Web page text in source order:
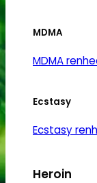
MDMA
MDMA
Ecstasy
Ecstasy
Heroin
Mulighederne
kan
vælges
på
varesiden